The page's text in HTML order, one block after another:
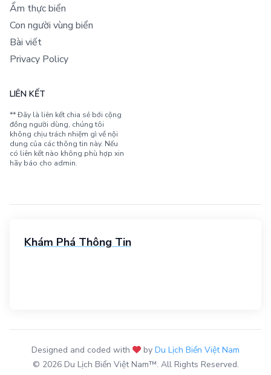
Ẩm thực biển
Con người vùng biển
Bài viết
Privacy Policy
LIÊN KẾT
** Đây là liên kết chia sẻ bới cộng
đồng người dùng, chúng tôi
không chịu trách nhiệm gì về nội
dung của các thông tin này. Nếu
có liên kết nào không phù hợp xin
hãy báo cho admin.
Khám Phá Thông Tin
Designed and coded with by Du Lịch Biển Việt Nam
© 2026 Du Lịch Biển Việt Nam™. All Rights Reserved.